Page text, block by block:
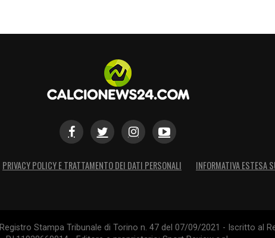
PRIVACY POLICY E TRATTAMENTO DEI DATI PERSONALI INFORMATIVA ESTESA
Stampa Tribunale di Torino n. 47 del 07/09/2021 - Iscritto al